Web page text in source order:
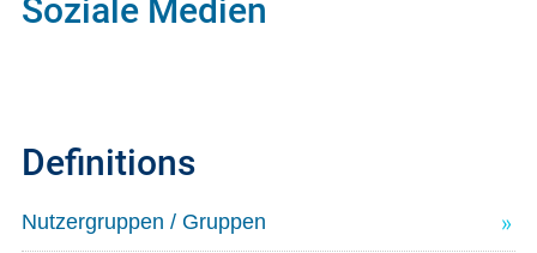
Soziale Medien
Definitions
Nutzergruppen / Gruppen